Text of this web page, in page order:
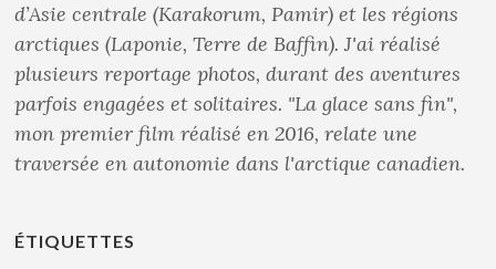
d’Asie centrale (Karakorum, Pamir) et les régions
arctiques (Laponie, Terre de Baffin). J'ai réalisé
plusieurs reportage photos, durant des aventures
parfois engagées et solitaires. "La glace sans fin",
mon premier film réalisé en 2016, relate une
traversée en autonomie dans l'arctique canadien.
ÉTIQUETTES